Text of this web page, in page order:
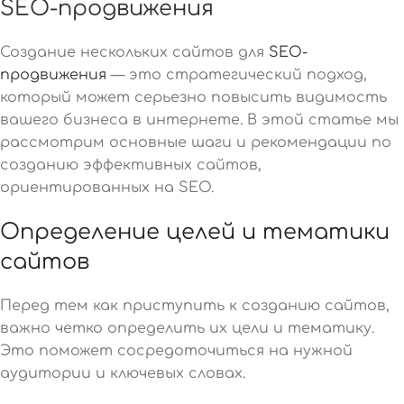
SEO-продвижения
Создание нескольких сайтов для SEO-
продвижения — это стратегический подход,
который может серьезно повысить видимость
вашего бизнеса в интернете. В этой статье мы
рассмотрим основные шаги и рекомендации по
созданию эффективных сайтов,
ориентированных на SEO.
Определение целей и тематики
сайтов
Перед тем как приступить к созданию сайтов,
важно четко определить их цели и тематику.
Это поможет сосредоточиться на нужной
аудитории и ключевых словах.